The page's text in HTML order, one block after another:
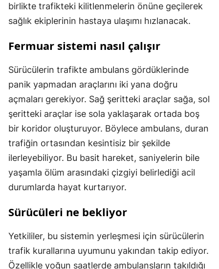
birlikte trafikteki kilitlenmelerin önüne geçilerek
sağlık ekiplerinin hastaya ulaşımı hızlanacak.
Fermuar sistemi nasıl çalışır
Sürücülerin trafikte ambulans gördüklerinde
panik yapmadan araçlarını iki yana doğru
açmaları gerekiyor. Sağ şeritteki araçlar sağa, sol
şeritteki araçlar ise sola yaklaşarak ortada boş
bir koridor oluşturuyor. Böylece ambulans, duran
trafiğin ortasından kesintisiz bir şekilde
ilerleyebiliyor. Bu basit hareket, saniyelerin bile
yaşamla ölüm arasındaki çizgiyi belirlediği acil
durumlarda hayat kurtarıyor.
Sürücüleri ne bekliyor
Yetkililer, bu sistemin yerleşmesi için sürücülerin
trafik kurallarına uyumunu yakından takip ediyor.
Özellikle yoğun saatlerde ambulansların takıldığı